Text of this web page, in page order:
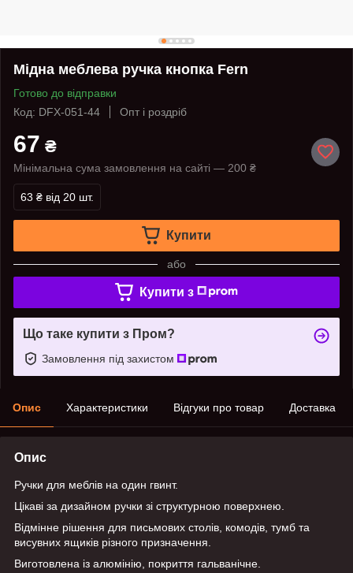
Мідна меблева ручка кнопка Fern
Готово до відправки
Код: DFX-051-44
Опт і роздріб
67 ₴
Мінімальна сума замовлення на сайті — 200 ₴
63 ₴ від 20 шт.
Купити
або
Купити з
Що таке купити з Пром?
Замовлення під захистом
Опис Характеристики Відгуки про товар Доставка
Опис
Ручки для меблів на один гвинт.
Цікаві за дизайном ручки зі структурною поверхнею.
Відмінне рішення для письмових столів, комодів, тумб та
висувних ящиків різного призначення.
Виготовлена із алюмінію, покриття гальванічне.